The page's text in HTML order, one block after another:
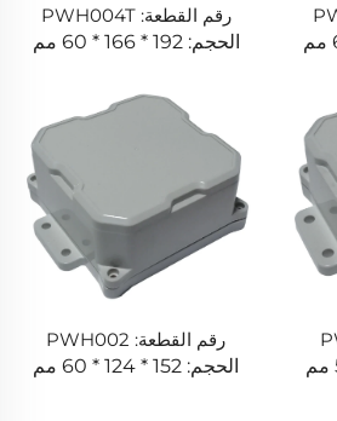
رقم القطعة: PWH004T
الحجم: 192 * 166 * 60 مم
رقم القطعة: PWH002
الحجم: 152 * 124 * 60 مم